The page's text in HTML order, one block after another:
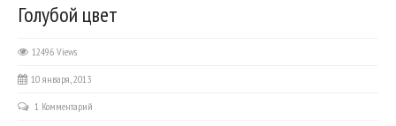
Голубой цвет
12496 Views
10 января, 2013
1 Комментарий